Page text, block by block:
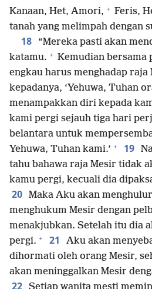
Kanaan, Het, Amori, + Feris,
tanah yang melimpah dengan
18
“Mereka pasti akan
katamu. + Kemudian bersama
engkau harus menghadap
kepadanya, ‘Yehuwa, Tuhan
menampakkan diri kepada
kami pergi sejauh tiga hari
belantara untuk
Yehuwa, Tuhan kami.’ + 19
tahu bahawa raja Mesir tidak
kamu pergi, kecuali dia
20 Maka Aku akan
menghukum Mesir dengan
menakjubkan. Setelah itu dia
pergi. + 21
Aku akan
dihormati oleh orang Mesir,
akan meninggalkan Mesir
22